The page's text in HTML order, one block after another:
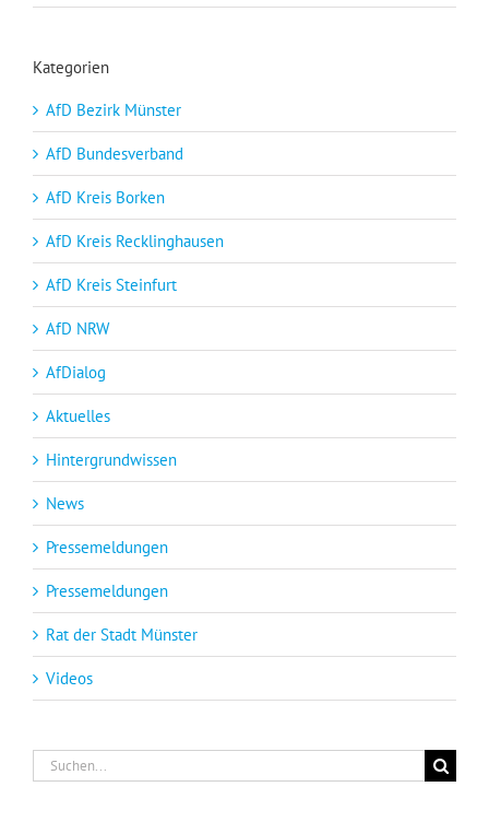
Kategorien
AfD Bezirk Münster
AfD Bundesverband
AfD Kreis Borken
AfD Kreis Recklinghausen
AfD Kreis Steinfurt
AfD NRW
AfDialog
Aktuelles
Hintergrundwissen
News
Pressemeldungen
Pressemeldungen
Rat der Stadt Münster
Videos
Suche
nach: